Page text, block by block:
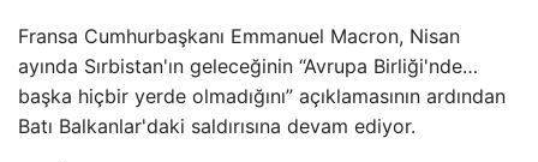
Fransa Cumhurbaşkanı Emmanuel Macron, Nisan
ayında Sırbistan'ın geleceğinin “Avrupa Birliği'nde…
başka hiçbir yerde olmadığını” açıklamasının ardından
Batı Balkanlar'daki saldırısına devam ediyor.